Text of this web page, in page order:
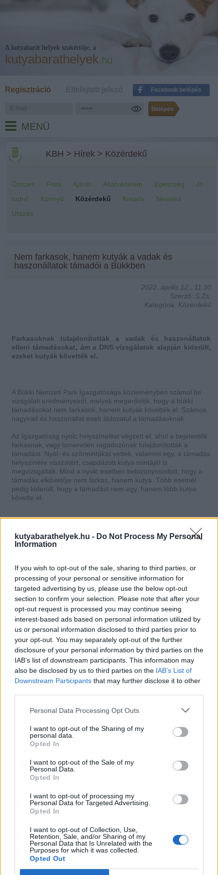
kutyabarathelyek.hu - Do Not Process My Personal
Information
If you wish to opt-out of the sale, sharing to third parties, or
processing of your personal or sensitive information for
targeted advertising by us, please use the below opt-out
section to confirm your selection. Please note that after your
opt-out request is processed you may continue seeing
interest-based ads based on personal information utilized by
us or personal information disclosed to third parties prior to
your opt-out. You may separately opt-out of the further
disclosure of your personal information by third parties on the
IAB’s list of downstream participants. This information may
also be disclosed by us to third parties on the IAB’s List of
Downstream Participants that may further disclose it to other
Personal Data Processing Opt Outs
I want to opt-out of the Sharing of my
personal data.
Opted In
I want to opt-out of the Sale of my
Personal Data.
Opted In
I want to opt-out of processing my
Personal Data for Targeted Advertising.
Opted In
I want to opt-out of Collection, Use,
Retention, Sale, and/or Sharing of my
Personal Data that Is Unrelated with the
Purposes for which it was collected.
Opted Out
A kutyabarát helyek szakértője, a
kutyabarathelyek.hu
Regisztráció Facebook belépés
MENÜ
KBH > Hírek > Közérdekű
Összes Friss Ajánló Állatvédelem Egészség
Jó
tudni!
Könnyű Közérdekű Kreatív
Nevelés
Utazás
Nem farkasok, hanem kutyák a vadak és
haszonállatok támadói a Bükkben
2022. április 12., 11:30
Szerző: S.Zs.
Kategória: Közérdekű
Farkasoknak tulajdonították a vadak és haszonállatok
elleni támadásokat, ám a DNS vizsgálatok alapján kiderült,
ezeket kutyák követték el.
A Bükki Nemzeti Park Igazgatósága közleményben számol be
vizsgálati eredményeiről, melyek megerősítik, hogy a bükki
támadásokat nem farkasok, hanem kutyák követték el. Számos
nagyvad és haszonállat esett áldozatul a támadásoknak.
Az Igazgatóság nyolc helyszínelést végzett el, ahol a bejelentők
farkasnak, vagy ismeretlen ragadozónak tulajdonították a
támadást. Nyál- és szőrmintákat vettek, valamint egy, a támadás
helyszínére visszatért, csapdázott kutya mintáját is
megvizsgálták. Mind a nyolc esetben bebizonyosodott, hogy a
támadás elkövetője nem farkas, hanem kutya. Több esetnél
pedig kiderült, hogy a támadást nem egy, hanem több kutya
követte el.
Nem farkasok, hanem kutyák a vadak és haszonállatok támadói a Bükkben
Fotó: Unsplash - Michael LaRosa
Az eredmények összecsengenek az elmúlt években
tapasztaltakkal. Néhány esetben a hazai tapasztalatok is
igazolják a nem kellő felkészültséggel őrzött háziállatok farkasok
általi fogyasztását, a farkasnak tulajdonított eseteknek azonban
Jelen esetben egyik esetben sem volt farkasnak köze a
Ha tetszett a cikk, és szeretnél értesülni legújabb híreinkről
Témába vág